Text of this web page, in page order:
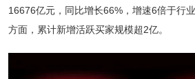
16676亿元，同比增长66%，增速6倍于行
方面，累计新增活跃买家规模超2亿。